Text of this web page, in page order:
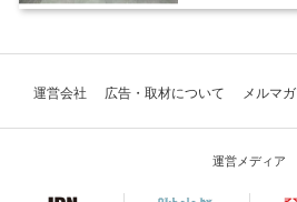
運営会社 広告・取材について メルマガ
運営メディア